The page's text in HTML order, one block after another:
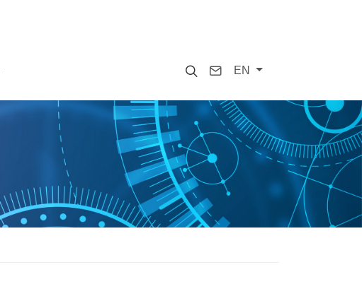
SearchContact
EN